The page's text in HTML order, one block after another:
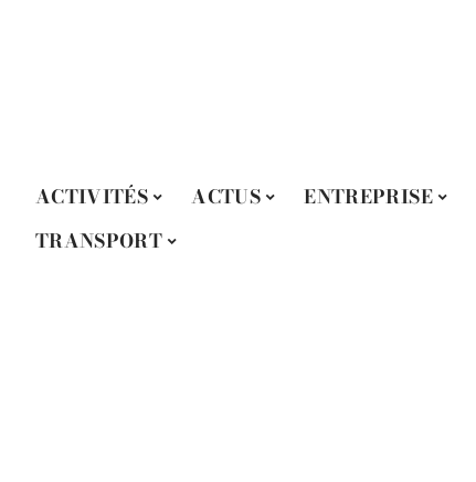
ACTIVITÉS ACTUS ENTREPRISE
TRANSPORT